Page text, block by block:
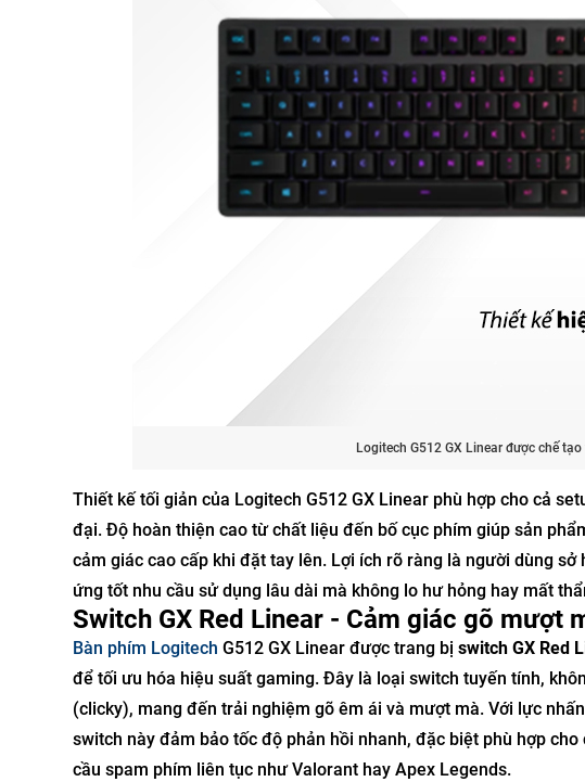
Logitech G512 GX Linear được chế
Thiết kế tối giản của Logitech G512 GX Linear phù hợp cho cả
đại. Độ hoàn thiện cao từ chất liệu đến bố cục phím giúp sản
cảm giác cao cấp khi đặt tay lên. Lợi ích rõ ràng là người dùng
ứng tốt nhu cầu sử dụng lâu dài mà không lo hư hỏng hay mất
Switch GX Red Linear - Cảm giác gõ mượt
Bàn phím Logitech G512 GX Linear được trang bị switch GX Red
để tối ưu hóa hiệu suất gaming. Đây là loại switch tuyến tính,
(clicky), mang đến trải nghiệm gõ êm ái và mượt mà. Với lực nhấn
switch này đảm bảo tốc độ phản hồi nhanh, đặc biệt phù hợp
cầu spam phím liên tục như Valorant hay Apex Legends.